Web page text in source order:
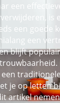
een
is
een goede
een
blijft
je op letten
artikel